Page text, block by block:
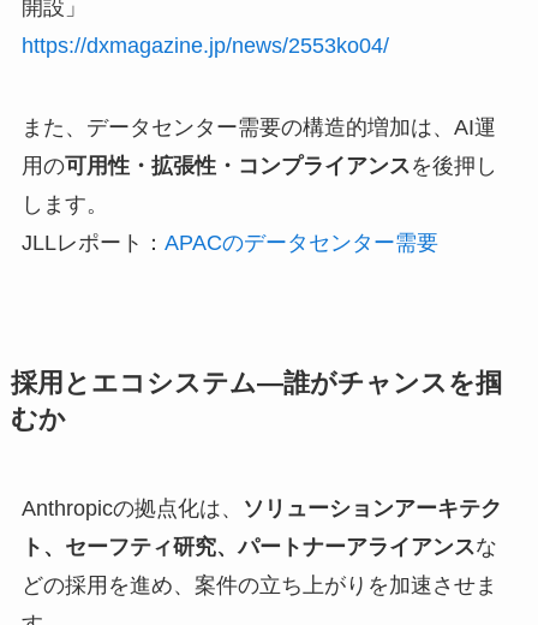
開設」
https://dxmagazine.jp/news/2553ko04/
また、データセンター需要の構造的増加は、AI運
用の可用性・拡張性・コンプライアンスを後押し
します。
JLLレポート： APACのデータセンター需要
採用とエコシステム—誰がチャンスを掴
むか
Anthropicの拠点化は、
ソリューションアーキテク
ト、セーフティ研究、パートナーアライアンスな
どの採用を進め、案件の立ち上がりを加速させま